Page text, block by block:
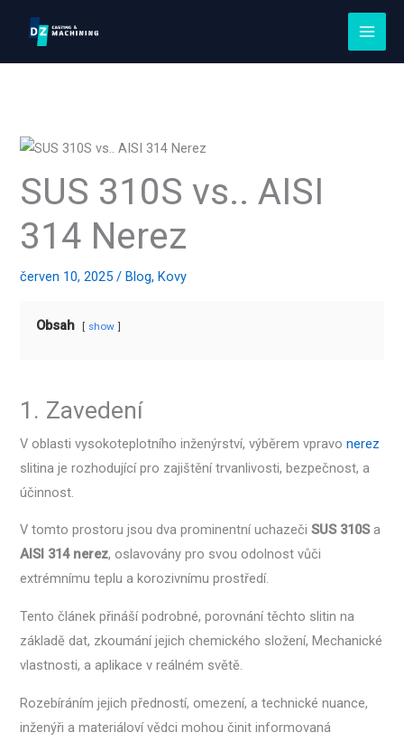
obsah
SUS 310S vs.. AISI
314 Nerez
červen 10, 2025/Blog,Kovy
Obsah show
1. Zavedení
V oblasti vysokoteplotního inženýrství, výběrem vpravonerez
slitina je rozhodující pro zajištění trvanlivosti, bezpečnost, a
účinnost.
V tomto prostoru jsou dva prominentní uchazečiSUS 310Sa
AISI 314 nerez, oslavovány pro svou odolnost vůči
extrémnímu teplu a korozivnímu prostředí.
Tento článek přináší podrobné, porovnání těchto slitin na
základě dat, zkoumání jejich chemického složení, Mechanické
vlastnosti, a aplikace v reálném světě.
Rozebíráním jejich předností, omezení, a technické nuance,
inženýři a materiáloví vědci mohou činit informovaná